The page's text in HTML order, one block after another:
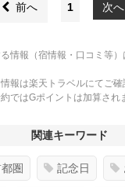
前へ 1 次へ
情報（宿情報・口コミ等
報は楽天トラベルにてご確
ではGポイントは加算され
関連キーワード
圏 記念日